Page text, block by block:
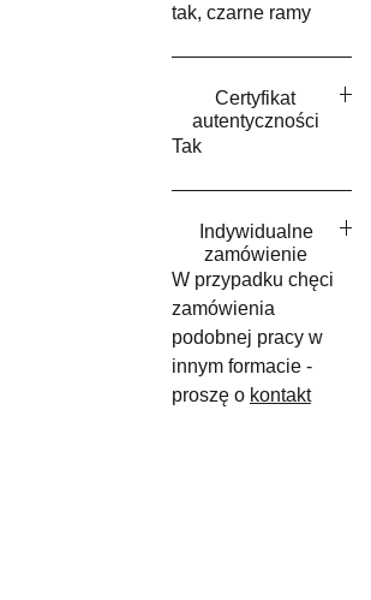
tak, czarne ramy
Certyfikat
autentyczności
Tak
Indywidualne
zamówienie
W przypadku chęci
zamówienia
podobnej pracy w
innym formacie -
proszę o kontakt